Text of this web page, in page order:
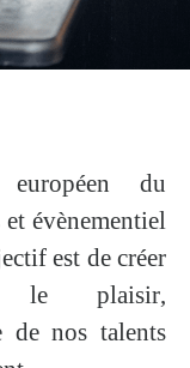
européen du
évènementiel
est de créer
le plaisir,
de nos talents